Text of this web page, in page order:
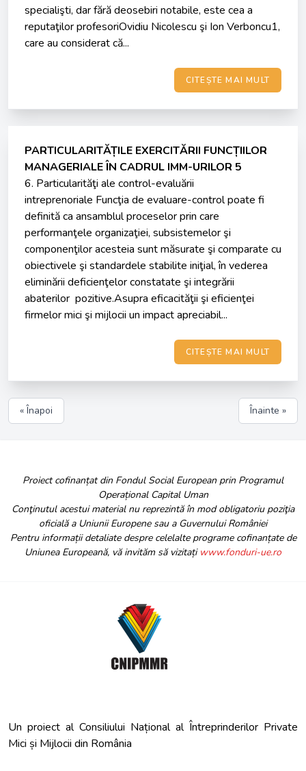
specialişti, dar fără deosebiri notabile, este cea a
reputaţilor profesoriOvidiu Nicolescu şi Ion Verboncu1,
care au considerat că...
CITEȘTE MAI MULT
PARTICULARITĂȚILE EXERCITĂRII FUNCȚIILOR
MANAGERIALE ÎN CADRUL IMM-URILOR 5
6. Particularităţi ale control-evaluării
intreprenoriale Funcţia de evaluare-control poate fi
definită ca ansamblul proceselor prin care
performanţele organizaţiei, subsistemelor şi
componenţilor acesteia sunt măsurate şi comparate cu
obiectivele şi standardele stabilite iniţial, în vederea
eliminării deficienţelor constatate şi integrării
abaterilor pozitive.Asupra eficacităţii şi eficienţei
firmelor mici şi mijlocii un impact apreciabil...
CITEȘTE MAI MULT
« Înapoi Înainte »
Proiect cofinanțat din Fondul Social European prin Programul
Operațional Capital Uman
Conţinutul acestui material nu reprezintă în mod obligatoriu poziţia
oficială a Uniunii Europene sau a Guvernului României
Pentru informații detaliate despre celelalte programe cofinanțate de
Uniunea Europeană, vă invităm să vizitați www.fonduri-ue.ro
Un proiect al Consiliului Național al Întreprinderilor Private
Mici și Mijlocii din România